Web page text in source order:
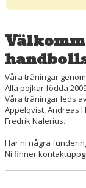
MATCHER
Våra träningar
Alla pojkar födda
Våra träningar leds
Appelqvist, Andreas
Fredrik Nalerius.
Har ni några
Ni finner